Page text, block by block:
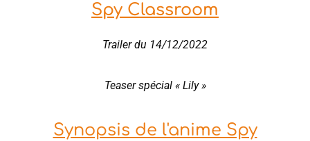
Spy Classroom
Trailer du 14/12/2022
Teaser spécial « Lily »
Synopsis de l'anime Spy